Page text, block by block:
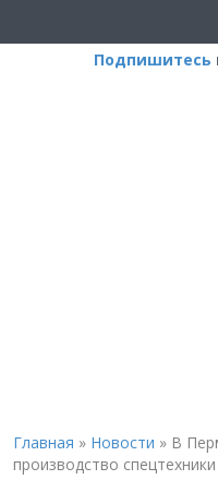
Подпишитесь
Главная » Новости » В
производство спецтехники